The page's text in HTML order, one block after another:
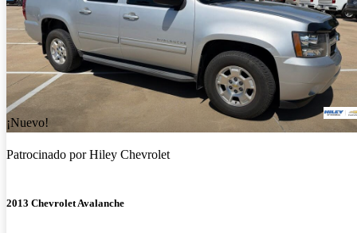
¡Nuevo!
Patrocinado porHiley Chevrolet
2013 Chevrolet Avalanche